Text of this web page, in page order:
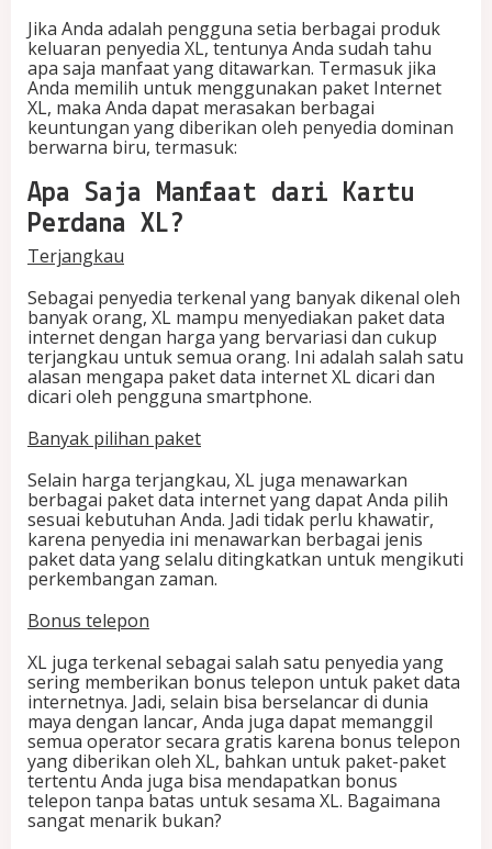
Jika Anda adalah pengguna setia berbagai produk
keluaran penyedia XL, tentunya Anda sudah tahu
apa saja manfaat yang ditawarkan. Termasuk jika
Anda memilih untuk menggunakan paket Internet
XL, maka Anda dapat merasakan berbagai
keuntungan yang diberikan oleh penyedia dominan
berwarna biru, termasuk:
Apa Saja Manfaat dari Kartu
Perdana XL?
Terjangkau
Sebagai penyedia terkenal yang banyak dikenal oleh
banyak orang, XL mampu menyediakan paket data
internet dengan harga yang bervariasi dan cukup
terjangkau untuk semua orang. Ini adalah salah satu
alasan mengapa paket data internet XL dicari dan
dicari oleh pengguna smartphone.
Banyak pilihan paket
Selain harga terjangkau, XL juga menawarkan
berbagai paket data internet yang dapat Anda pilih
sesuai kebutuhan Anda. Jadi tidak perlu khawatir,
karena penyedia ini menawarkan berbagai jenis
paket data yang selalu ditingkatkan untuk mengikuti
perkembangan zaman.
Bonus telepon
XL juga terkenal sebagai salah satu penyedia yang
sering memberikan bonus telepon untuk paket data
internetnya. Jadi, selain bisa berselancar di dunia
maya dengan lancar, Anda juga dapat memanggil
semua operator secara gratis karena bonus telepon
yang diberikan oleh XL, bahkan untuk paket-paket
tertentu Anda juga bisa mendapatkan bonus
telepon tanpa batas untuk sesama XL. Bagaimana
sangat menarik bukan?